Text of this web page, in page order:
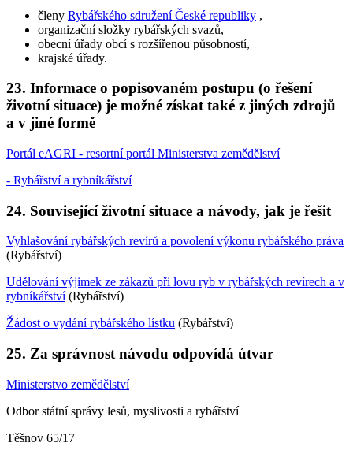
členy Rybářského sdružení České republiky ,
organizační složky rybářských svazů,
obecní úřady obcí s rozšířenou působností,
krajské úřady.
23. Informace o popisovaném postupu (o řešení
životní situace) je možné získat také z jiných zdrojů
a v jiné formě
Portál eAGRI - resortní portál Ministerstva zemědělství
- Rybářství a rybníkářství
24. Související životní situace a návody, jak je řešit
Vyhlašování rybářských revírů a povolení výkonu rybářského práva
(Rybářství)
Udělování výjimek ze zákazů při lovu ryb v rybářských revírech a v
rybníkářství(Rybářství)
Žádost o vydání rybářského lístku (Rybářství)
25. Za správnost návodu odpovídá útvar
Ministerstvo zemědělství
Odbor státní správy lesů, myslivosti a rybářství
Těšnov 65/17